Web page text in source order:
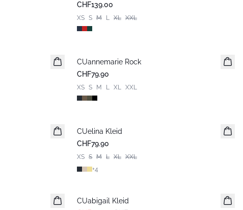
CHF139.00
XS S M L XL XXL
CUannemarie Rock
CHF79.90
XS S M L XL XXL
CUelina Kleid
CHF79.90
XS S M L XL XXL
+4
CUabigail Kleid